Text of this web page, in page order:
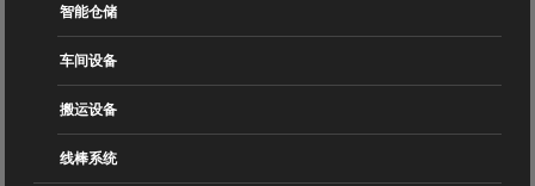
智能仓储
车间设备
搬运设备
线棒系统